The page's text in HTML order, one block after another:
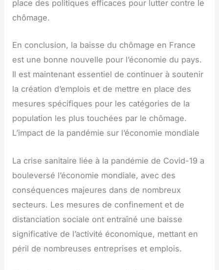
place des politiques efficaces pour lutter contre le
chômage.
En conclusion, la baisse du chômage en France
est une bonne nouvelle pour l’économie du pays.
Il est maintenant essentiel de continuer à soutenir
la création d’emplois et de mettre en place des
mesures spécifiques pour les catégories de la
population les plus touchées par le chômage.
L’impact de la pandémie sur l’économie mondiale
La crise sanitaire liée à la pandémie de Covid-19 a
bouleversé l’économie mondiale, avec des
conséquences majeures dans de nombreux
secteurs. Les mesures de confinement et de
distanciation sociale ont entraîné une baisse
significative de l’activité économique, mettant en
péril de nombreuses entreprises et emplois.